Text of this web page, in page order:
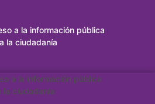
a la información pública
la ciudadanía
a la información pública
la ciudadanía